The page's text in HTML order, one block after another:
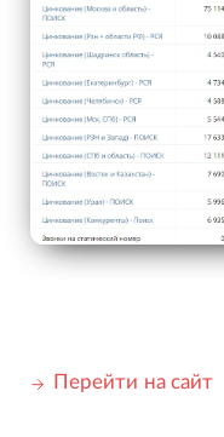
Перейти на сайт